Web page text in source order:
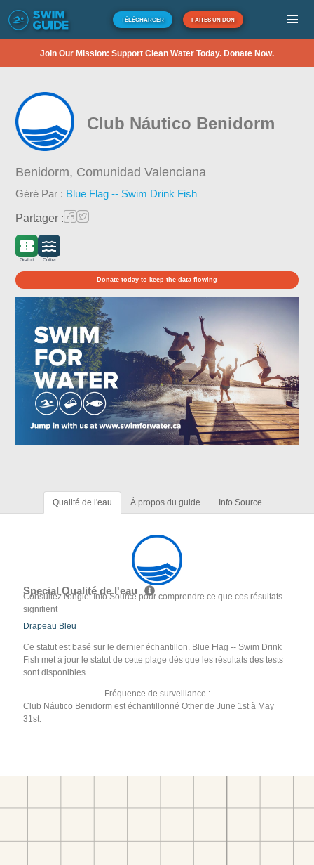
TÉLÉCHARGER FAITES UN DON
Join Our Mission: Support Clean Water Today. Donate Now.
Club Náutico Benidorm
Benidorm, Comunidad Valenciana
Géré Par : Blue Flag -- Swim Drink Fish
Partager :
Gratuit Côtier
Donate today to keep the data flowing
Qualité de l'eau À propos du guide Info Source
Special Qualité de l'eau
Consultez l'onglet Info Source pour comprendre ce que ces résultats
signifient
Drapeau Bleu
Ce statut est basé sur le dernier échantillon. Blue Flag -- Swim Drink
Fish met à jour le statut de cette plage dès que les résultats des tests
sont disponibles.
Fréquence de surveillance :
Club Náutico Benidorm est échantillonné Other de June 1st à May
31st.